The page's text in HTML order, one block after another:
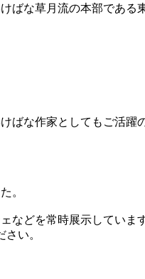
な草月流の本部である
ばな作家としてもご活躍
。
などを常時展示してい
い。